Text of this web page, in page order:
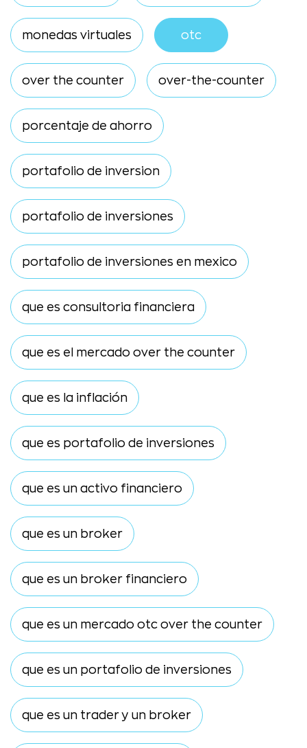
monedas virtuales otc
over the counter over-the-counter
porcentaje de ahorro
portafolio de inversion
portafolio de inversiones
portafolio de inversiones en mexico
que es consultoria financiera
que es el mercado over the counter
que es la inflación
que es portafolio de inversiones
que es un activo financiero
que es un broker
que es un broker financiero
que es un mercado otc over the counter
que es un portafolio de inversiones
que es un trader y un broker